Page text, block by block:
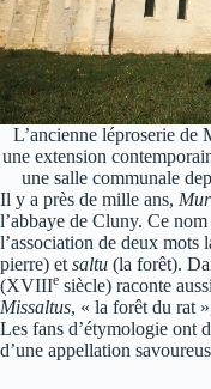
L’ancienne léproserie de
une extension
une salle communale
Il y a près de mille ans,
l’abbaye de Cluny. Ce nom
l’association de deux mots
pierre) et saltu (la forêt).
(XVIIIe siècle) raconte
Missaltus, « la forêt du rat
Les fans d’étymologie ont
d’une appellation